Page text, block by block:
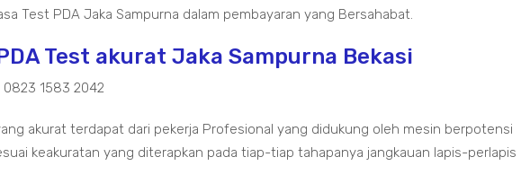
Test PDA Jaka Sampurna dalam pembayaran yang Bersahabat.
Test akurat Jaka Sampurna Bekasi
0823 1583 2042
akurat terdapat dari pekerja Profesional yang didukung oleh mesin berpotensi
keakuratan yang diterapkan pada tiap-tiap tahapanya jangkauan lapis-perlapis